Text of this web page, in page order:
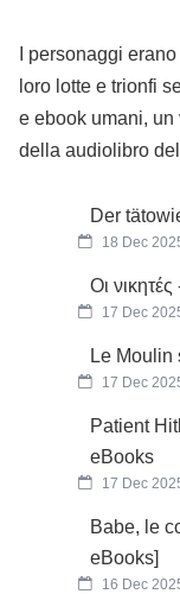
I personaggi
loro lotte e trionfi
e ebook umani,
della audiolibro
Der
18 Dec
Οι
17 Dec
Le Moulin
17 Dec
Patient
eBooks
17 Dec
Babe, le
eBooks]
16 Dec